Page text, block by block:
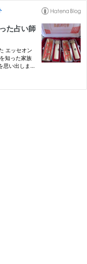
た占い師
エッセオン
知った家族
思い出しまし
それは結